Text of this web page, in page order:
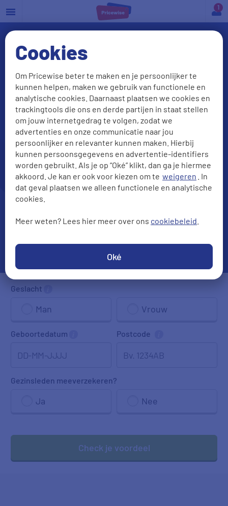
Cookies
Om Pricewise beter te maken en je persoonlijker te
kunnen helpen, maken we gebruik van functionele en
analytische cookies. Daarnaast plaatsen we cookies en
trackingtools die ons en derde partijen in staat stellen
om jouw internetgedrag te volgen, zodat we
advertenties en onze communicatie naar jou
persoonlijker en relevanter kunnen maken. Hierbij
kunnen persoonsgegevens en advertentie-identifiers
worden gebruikt. Als je op “Oké” klikt, dan ga je hiermee
akkoord. Je kan er ook voor kiezen om te weigeren . In
dat geval plaatsen we alleen functionele en analytische
cookies.
Meer weten? Lees hier meer over ons cookiebeleid
Oké
a
Goedkoopste zorgverzekering
van 2026
Check onze beste deals
Geslacht
Man Vrouw
Geboortedatum
DD-MM-JJJJ
Postcode
Gezinsleden meeverzekeren?
Ja Nee
Check je voordeel